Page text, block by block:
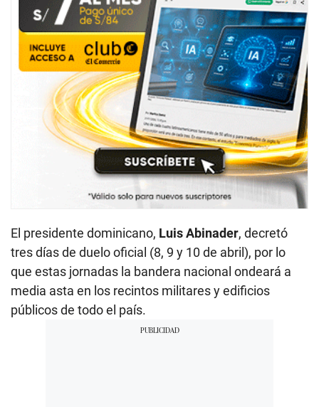
El presidente dominicano, Luis Abinader, decretó
tres días de duelo oficial (8, 9 y 10 de abril), por lo
que estas jornadas la bandera nacional ondeará a
media asta en los recintos militares y edificios
públicos de todo el país.